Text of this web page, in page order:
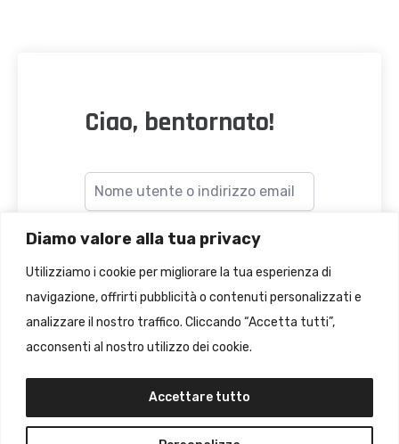
Diamo valore alla tua privacy
Utilizziamo i cookie per migliorare la tua esperienza di
navigazione, offrirti pubblicità o contenuti personalizzati e
analizzare il nostro traffico. Cliccando “Accetta tutti”,
acconsenti al nostro utilizzo dei cookie.
Accettare tutto
Ciao, bentornato!
dimenticato?
ACCEDI